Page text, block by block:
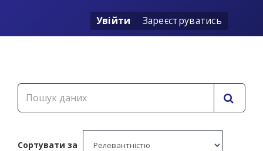
Увійти Зареєструватись
Сортувати за